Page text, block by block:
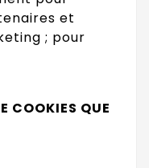
et
; pour
COOKIES QUE